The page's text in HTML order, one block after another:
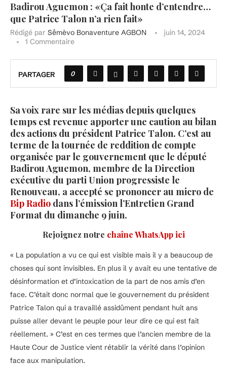
Badirou Aguemon : «Ça fait honte d’entendre…
que Patrice Talon n’a rien fait»
Rédigé par Sêmèvo Bonaventure AGBON
juin 14, 2024
1 Commentaire
PARTAGER 0
Sa voix rare sur les médias depuis quelques
temps est revenue apporter une caution au bilan
des actions du président Patrice Talon. C’est au
terme de la tournée de reddition de compte
organisée par le gouvernement que le député
Badirou Aguemon, membre de la Direction
exécutive du parti Union progressiste le
Renouveau, a accepté se prononcer au micro de
Bip Radio dans l’émission l’Entretien Grand
Format du dimanche 9 juin.
Rejoignez notre chaîne WhatsApp ici
« La population a vu ce qui est visible mais il y a beaucoup de
choses qui sont invisibles. En plus il y avait eu une tentative de
désinformation et d’intoxication de la part de nos amis d’en
face. C’était donc normal que le gouvernement du président
Patrice Talon qui a travaillé assidûment pendant huit ans
puisse aller devant le peuple pour leur dire ce qui est fait
réellement. » C’est en ces termes que l’ancien membre de la
Haute Cour de Justice vient rétablir la vérité dans l’opinion
face aux manipulation.